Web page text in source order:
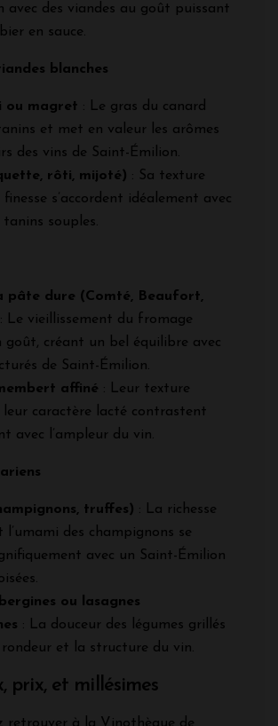
avec des viandes au goût puissant
en sauce.
blanches
ou magret : Le gras du canard
et met en valeur les arômes
des vins de Saint-Émilion.
rôti, mijoté) : Sa texture
s’accordent idéalement avec
tanins souples.
pâte dure (Comté, Beaufort,
: Le vieillissement du fromage
goût, créant un bel équilibre avec
de Saint-Émilion.
affiné : Leur texture
leur caractère lacté contrastent
avec l’ampleur du vin.
truffes) : La richesse
des champignons se
avec un Saint-Émilion
ou lasagnes
: La douceur des légumes grillés
et la structure du vin.
prix, et millésimes
retrouver à la Vinothèque de